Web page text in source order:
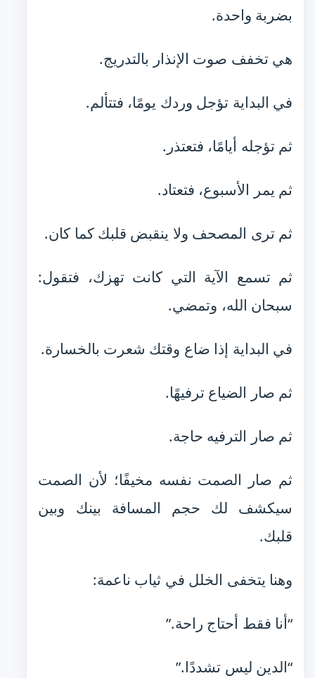
بضربة واحدة.
هي تخفف صوت الإنذار بالتدريج.
في البداية تؤجل وردك يومًا، فتتألم.
ثم تؤجله أيامًا، فتعتذر.
ثم يمر الأسبوع، فتعتاد.
ثم ترى المصحف ولا ينقبض قلبك كما كان.
ثم تسمع الآية التي كانت تهزك، فتقول:
سبحان الله، وتمضي.
في البداية إذا ضاع وقتك شعرت بالخسارة.
ثم صار الضياع ترفيهًا.
ثم صار الترفيه حاجة.
ثم صار الصمت نفسه مخيفًا؛ لأن الصمت
سيكشف لك حجم المسافة بينك وبين
قلبك.
وهنا يتخفى الخلل في ثياب ناعمة:
“أنا فقط أحتاج راحة.”
“الدين ليس تشددًا.”